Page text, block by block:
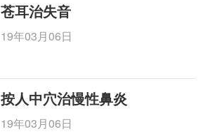
苍耳治失音
19年03月06日
按人中穴治慢性鼻炎
19年03月06日